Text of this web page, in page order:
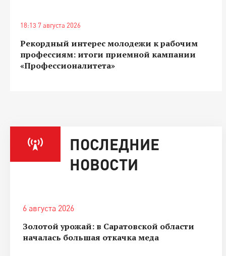
18:13 7 августа 2026
Рекордный интерес молодежи к рабочим
профессиям: итоги приемной кампании
«Профессионалитета»
ПОСЛЕДНИЕ
НОВОСТИ
6 августа 2026
Золотой урожай: в Саратовской области
началась большая откачка меда